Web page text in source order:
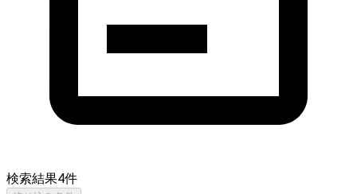
検索結果4件